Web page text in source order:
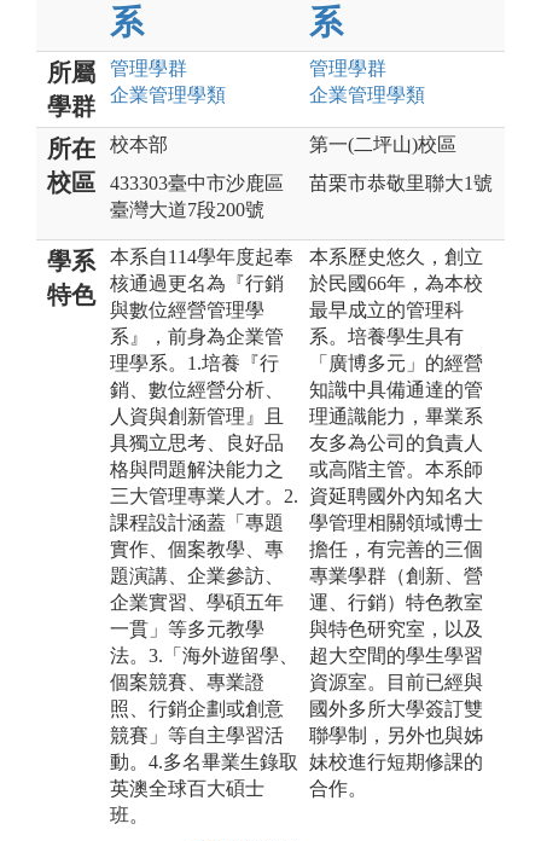
系
系
所屬
學群
管理學群
企業管理學類
管理學群
企業管理學類
所在
校區
校本部
433303臺中市沙鹿區
臺灣大道7段200號
第一(二坪山)校區
苗栗市恭敬里聯大1號
學系
特色
本系自114學年度起奉
核通過更名為『行銷
與數位經營管理學
系』，前身為企業管
理學系。1.培養『行
銷、數位經營分析、
人資與創新管理』且
具獨立思考、良好品
格與問題解決能力之
三大管理專業人才。2.
課程設計涵蓋「專題
實作、個案教學、專
題演講、企業參訪、
企業實習、學碩五年
一貫」等多元教學
法。3.「海外遊留學、
個案競賽、專業證
照、行銷企劃或創意
競賽」等自主學習活
動。4.多名畢業生錄取
英澳全球百大碩士
班。
本系歷史悠久，創立
於民國66年，為本校
最早成立的管理科
系。培養學生具有
「廣博多元」的經營
知識中具備通達的管
理通識能力，畢業系
友多為公司的負責人
或高階主管。本系師
資延聘國外內知名大
學管理相關領域博士
擔任，有完善的三個
專業學群（創新、營
運、行銷）特色教室
與特色研究室，以及
超大空間的學生學習
資源室。目前已經與
國外多所大學簽訂雙
聯學制，另外也與姊
妹校進行短期修課的
合作。